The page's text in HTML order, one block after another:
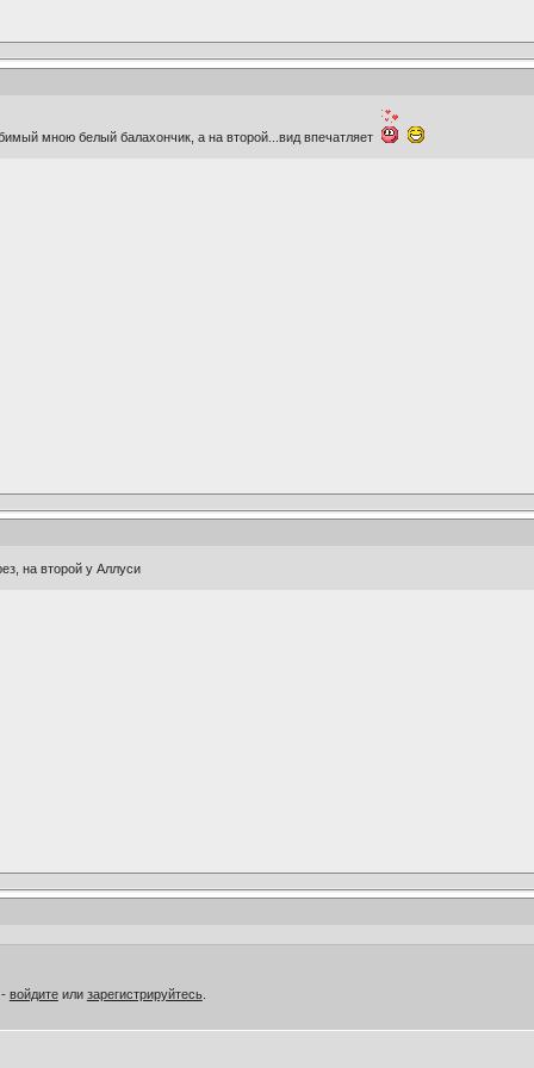
мною белый балахончик, а на второй...вид впечатляет
на второй у Аллуси
войдитеили зарегистрируйтесь.